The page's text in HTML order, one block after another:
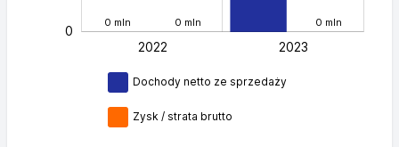
0 mln 0 mln 0 mln
0
2022 2023
Dochody netto ze sprzedaży
Zysk / strata brutto